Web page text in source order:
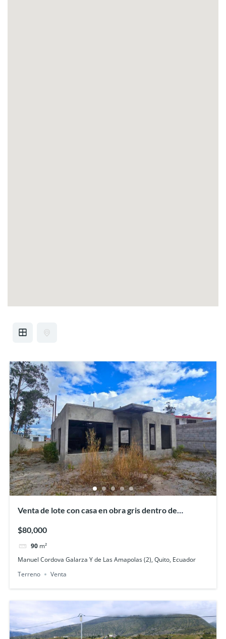
Venta de lote con casa en obra gris dentro de
$80,000
90 m²
Manuel Cordova Galarza Y de Las Amapolas (2), Quito, Ecuador
Terreno
Venta